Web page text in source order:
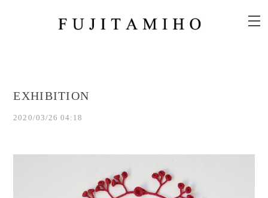
EXHIBITION
2020/03/26 04:18